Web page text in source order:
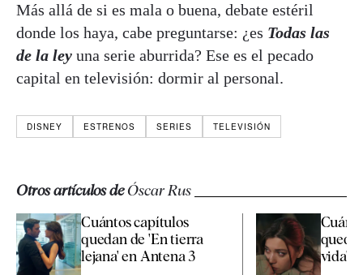
Más allá de si es mala o buena, debate estéril
donde los haya, cabe preguntarse: ¿es Todas las
de la ley una serie aburrida? Ese es el pecado
capital en televisión: dormir al personal.
DISNEY ESTRENOS SERIES TELEVISIÓN
Otros artículos deÓscar Rus
Cuántos capítulos
quedan de 'En tierra
lejana' en Antena 3
vida'